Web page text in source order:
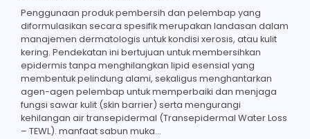
Penggunaan produk pembersih dan pelembap yang
diformulasikan secara spesifik merupakan landasan dalam
manajemen dermatologis untuk kondisi xerosis, atau kulit
kering. Pendekatan ini bertujuan untuk membersihkan
epidermis tanpa menghilangkan lipid esensial yang
membentuk pelindung alami, sekaligus menghantarkan
agen-agen pelembap untuk memperbaiki dan menjaga
fungsi sawar kulit (skin barrier) serta mengurangi
kehilangan air transepidermal (Transepidermal Water Loss
– TEWL). manfaat sabun muka…